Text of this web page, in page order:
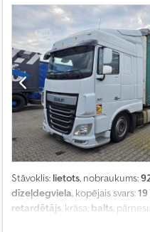
Stāvoklis: lietots, nobraukums:
dīzeļdegviela, kopējais svars:
retardētājs, krāsa: balts,
elektroniskā stabilitātes